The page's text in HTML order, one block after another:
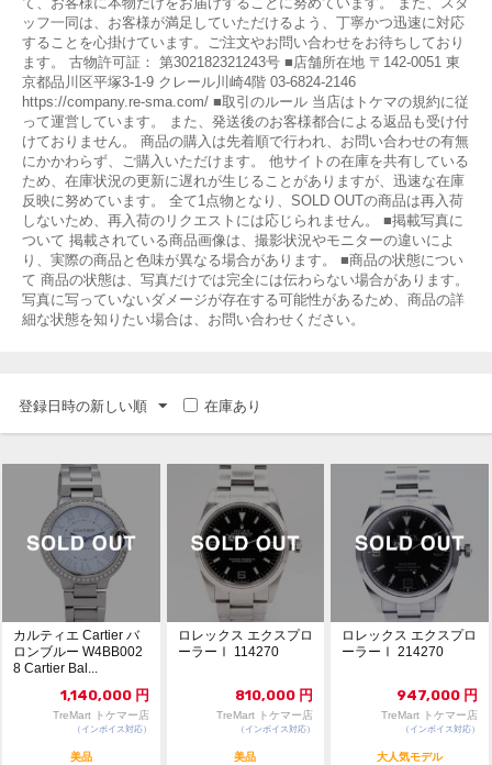
ッフ一同は、お客様が満足していただけるよう、丁寧かつ迅速に対応
することを心掛けています。ご注文やお問い合わせをお待ちしており
ます。 古物許可証： 第302182321243号 ■店舗所在地 〒142-0051 東
京都品川区平塚3-1-9 クレール川崎4階 03-6824-2146
https://company.re-sma.com/ ■取引のルール 当店はトケマの規約に従
って運営しています。 また、発送後のお客様都合による返品も受け付
けておりません。 商品の購入は先着順で行われ、お問い合わせの有無
にかかわらず、ご購入いただけます。 他サイトの在庫を共有している
ため、在庫状況の更新に遅れが生じることがありますが、迅速な在庫
反映に努めています。 全て1点物となり、SOLD OUTの商品は再入荷
しないため、再入荷のリクエストには応じられません。 ■掲載写真に
ついて 掲載されている商品画像は、撮影状況やモニターの違いによ
り、実際の商品と色味が異なる場合があります。 ■商品の状態につい
て 商品の状態は、写真だけでは完全には伝わらない場合があります。
写真に写っていないダメージが存在する可能性があるため、商品の詳
細な状態を知りたい場合は、お問い合わせください。
登録日時の新しい順 在庫あり
カルティエ Cartier バ
ロンブルー W4BB002
8 Cartier Bal...
1,140,000 円
TreMart トケマー店
（インボイス対応）
美品
ロレックス エクスプロ
ーラーⅠ 114270
810,000 円
TreMart トケマー店
（インボイス対応）
美品
ロレックス エクスプロ
ーラーⅠ 214270
947,000 円
TreMart トケマー店
（インボイス対応）
大人気モデル